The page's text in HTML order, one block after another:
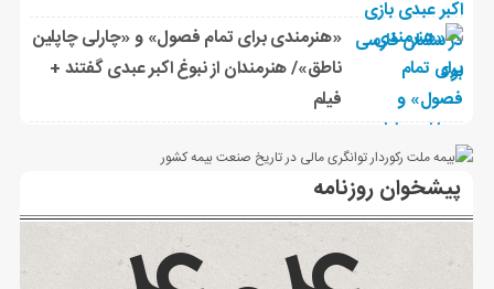
«هنرمندی برای تمام فصول» و «چارلی چاپلین
ناطق»/ هنرمندان از نبوغ اکبر عبدی گفتند +
فیلم
پیشخوان روزنامه